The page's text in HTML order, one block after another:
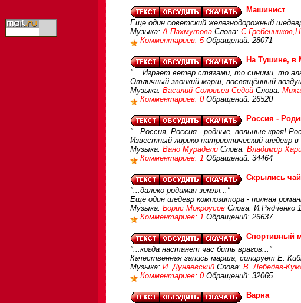
Машинист
Еще один советский железнодорожный
Музыка:А.Пахмутова Слова:
Комментариев: 5 Обращений: 28071
На Тушине, в
"... Играет ветер стягами, то синими, то
Отличный звонкий марш, посвящённый
Музыка: Василий Соловьев-Седой Слова:
Комментариев: 0 Обращений: 26520
Россия -
"...Россия, Россия - родные, вольные края!
Известный лирико-патриотический шедевр
Музыка: Вано Мурадели Слова: Владимир
Комментариев: 1 Обращений: 34464
Скрылись
"...далеко родимая земля..."
Ещё один шедевр композитора - полная
Музыка: Борис Мокроусов Слова: И.Рядченко
Комментариев: 1 Обращений: 26637
Спортивный
"...когда настанет час бить врагов..."
Качественная запись марша, солирует Е.
Музыка: И. Дунаевский Слова: В. Лебедев-
Комментариев: 0 Обращений: 32065
Варна